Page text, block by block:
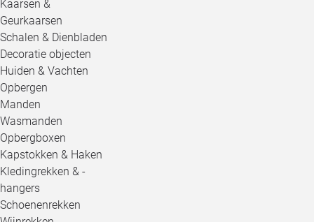
Kaarsen &
Geurkaarsen
Schalen & Dienbladen
Decoratie objecten
Huiden & Vachten
Opbergen
Manden
Wasmanden
Opbergboxen
Kapstokken & Haken
Kledingrekken & -
hangers
Schoenenrekken